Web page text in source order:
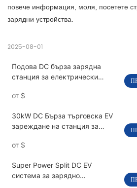
повече информация, моля, посетете
зарядни устройства.
2025-08-01
Подова DC бърза зарядна
станция за електрически
240kW PEVC3107
от $
30kW DC Бърза търговска EV
зареждане на станция за
от $
Super Power Split DC EV
система за зарядно